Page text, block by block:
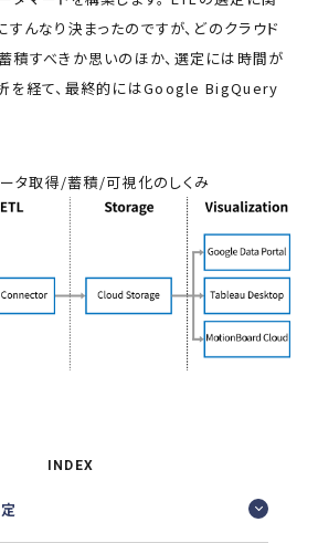
んなり決まったのですが、どのクラウド
積すべきか思いのほか、選定には時間が
を経て、最終的にはGoogle BigQuery
ータ取得/蓄積/可視化のしくみ
INDEX